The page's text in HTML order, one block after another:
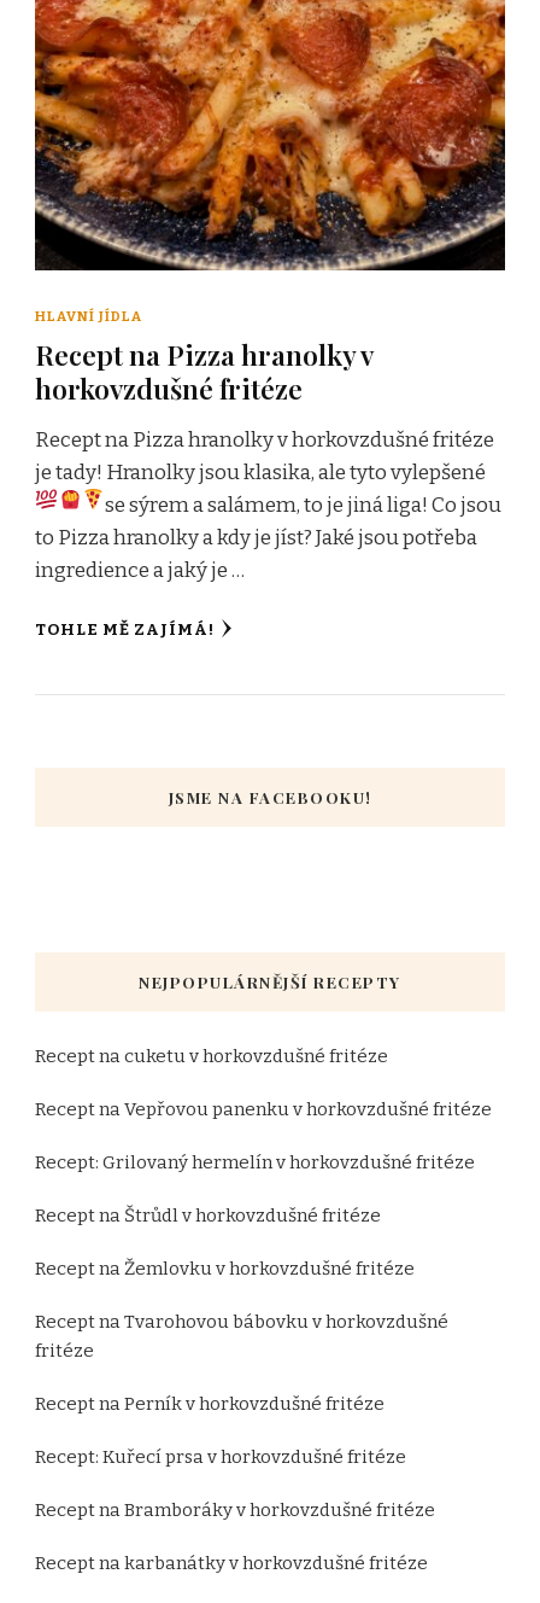
HLAVNÍ JÍDLA
Recept na Pizza hranolky v
horkovzdušné fritéze
Recept na Pizza hranolky v horkovzdušné fritéze
je tady! Hranolky jsou klasika, ale tyto vylepšené
se sýrem a salámem, to je jiná liga!Co jsou
to Pizza hranolky a kdy je jíst? Jaké jsou potřeba
ingredience a jaký je …
TOHLE MĚ ZAJÍMÁ!
JSME NA FACEBOOKU!
NEJPOPULÁRNĚJŠÍ RECEPTY
Recept na cuketu v horkovzdušné fritéze
Recept na Vepřovou panenku v horkovzdušné fritéze
Recept: Grilovaný hermelín v horkovzdušné fritéze
Recept na Štrůdl v horkovzdušné fritéze
Recept na Žemlovku v horkovzdušné fritéze
Recept na Tvarohovou bábovku v horkovzdušné
fritéze
Recept na Perník v horkovzdušné fritéze
Recept: Kuřecí prsa v horkovzdušné fritéze
Recept na Bramboráky v horkovzdušné fritéze
Recept na karbanátky v horkovzdušné fritéze